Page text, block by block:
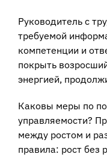
Руководитель с
требуемой
компетенции и
покрыть
энергией,
Каковы меры по
управляемости?
между ростом и
правила: рост без